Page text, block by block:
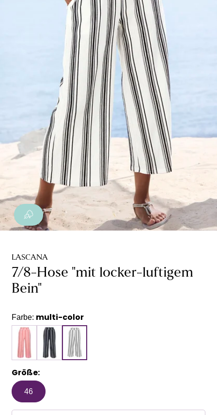
LASCANA
7/8-Hose "mit locker-luftigem
Bein"
Farbe: multi-color
Größe:
46